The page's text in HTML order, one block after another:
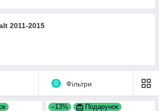
2011-2015
0 Фільтри
–13% Подарунок